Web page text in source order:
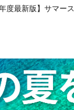
度最新版】サマー